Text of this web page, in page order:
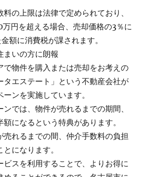
料の上限は法律で定められており、
円を超える場合、売却価格の3％に
額に消費税が課されます。
まいの方に朗報
で物件を購入または売却をお考えの
タエステート」という不動産会社が
ンを実施しています。
ンでは、物件が売れるまでの期間、
になるという特典があります。
売れるまでの間、仲介手数料の負担
になります。
ビスを利用することで、よりお得に